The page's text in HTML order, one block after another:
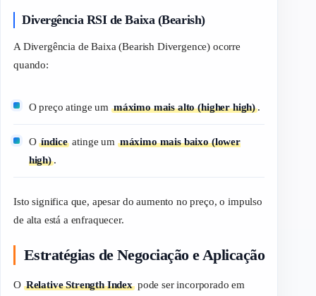
Divergência RSI de Baixa (Bearish)
A Divergência de Baixa (Bearish Divergence) ocorre
quando:
O preço atinge um máximo mais alto (higher high) .
Oíndice atinge um máximo mais baixo (lower
high).
Isto significa que, apesar do aumento no preço, o impulso
de alta está a enfraquecer.
Estratégias de Negociação e Aplicação
O Relative Strength Index pode ser incorporado em